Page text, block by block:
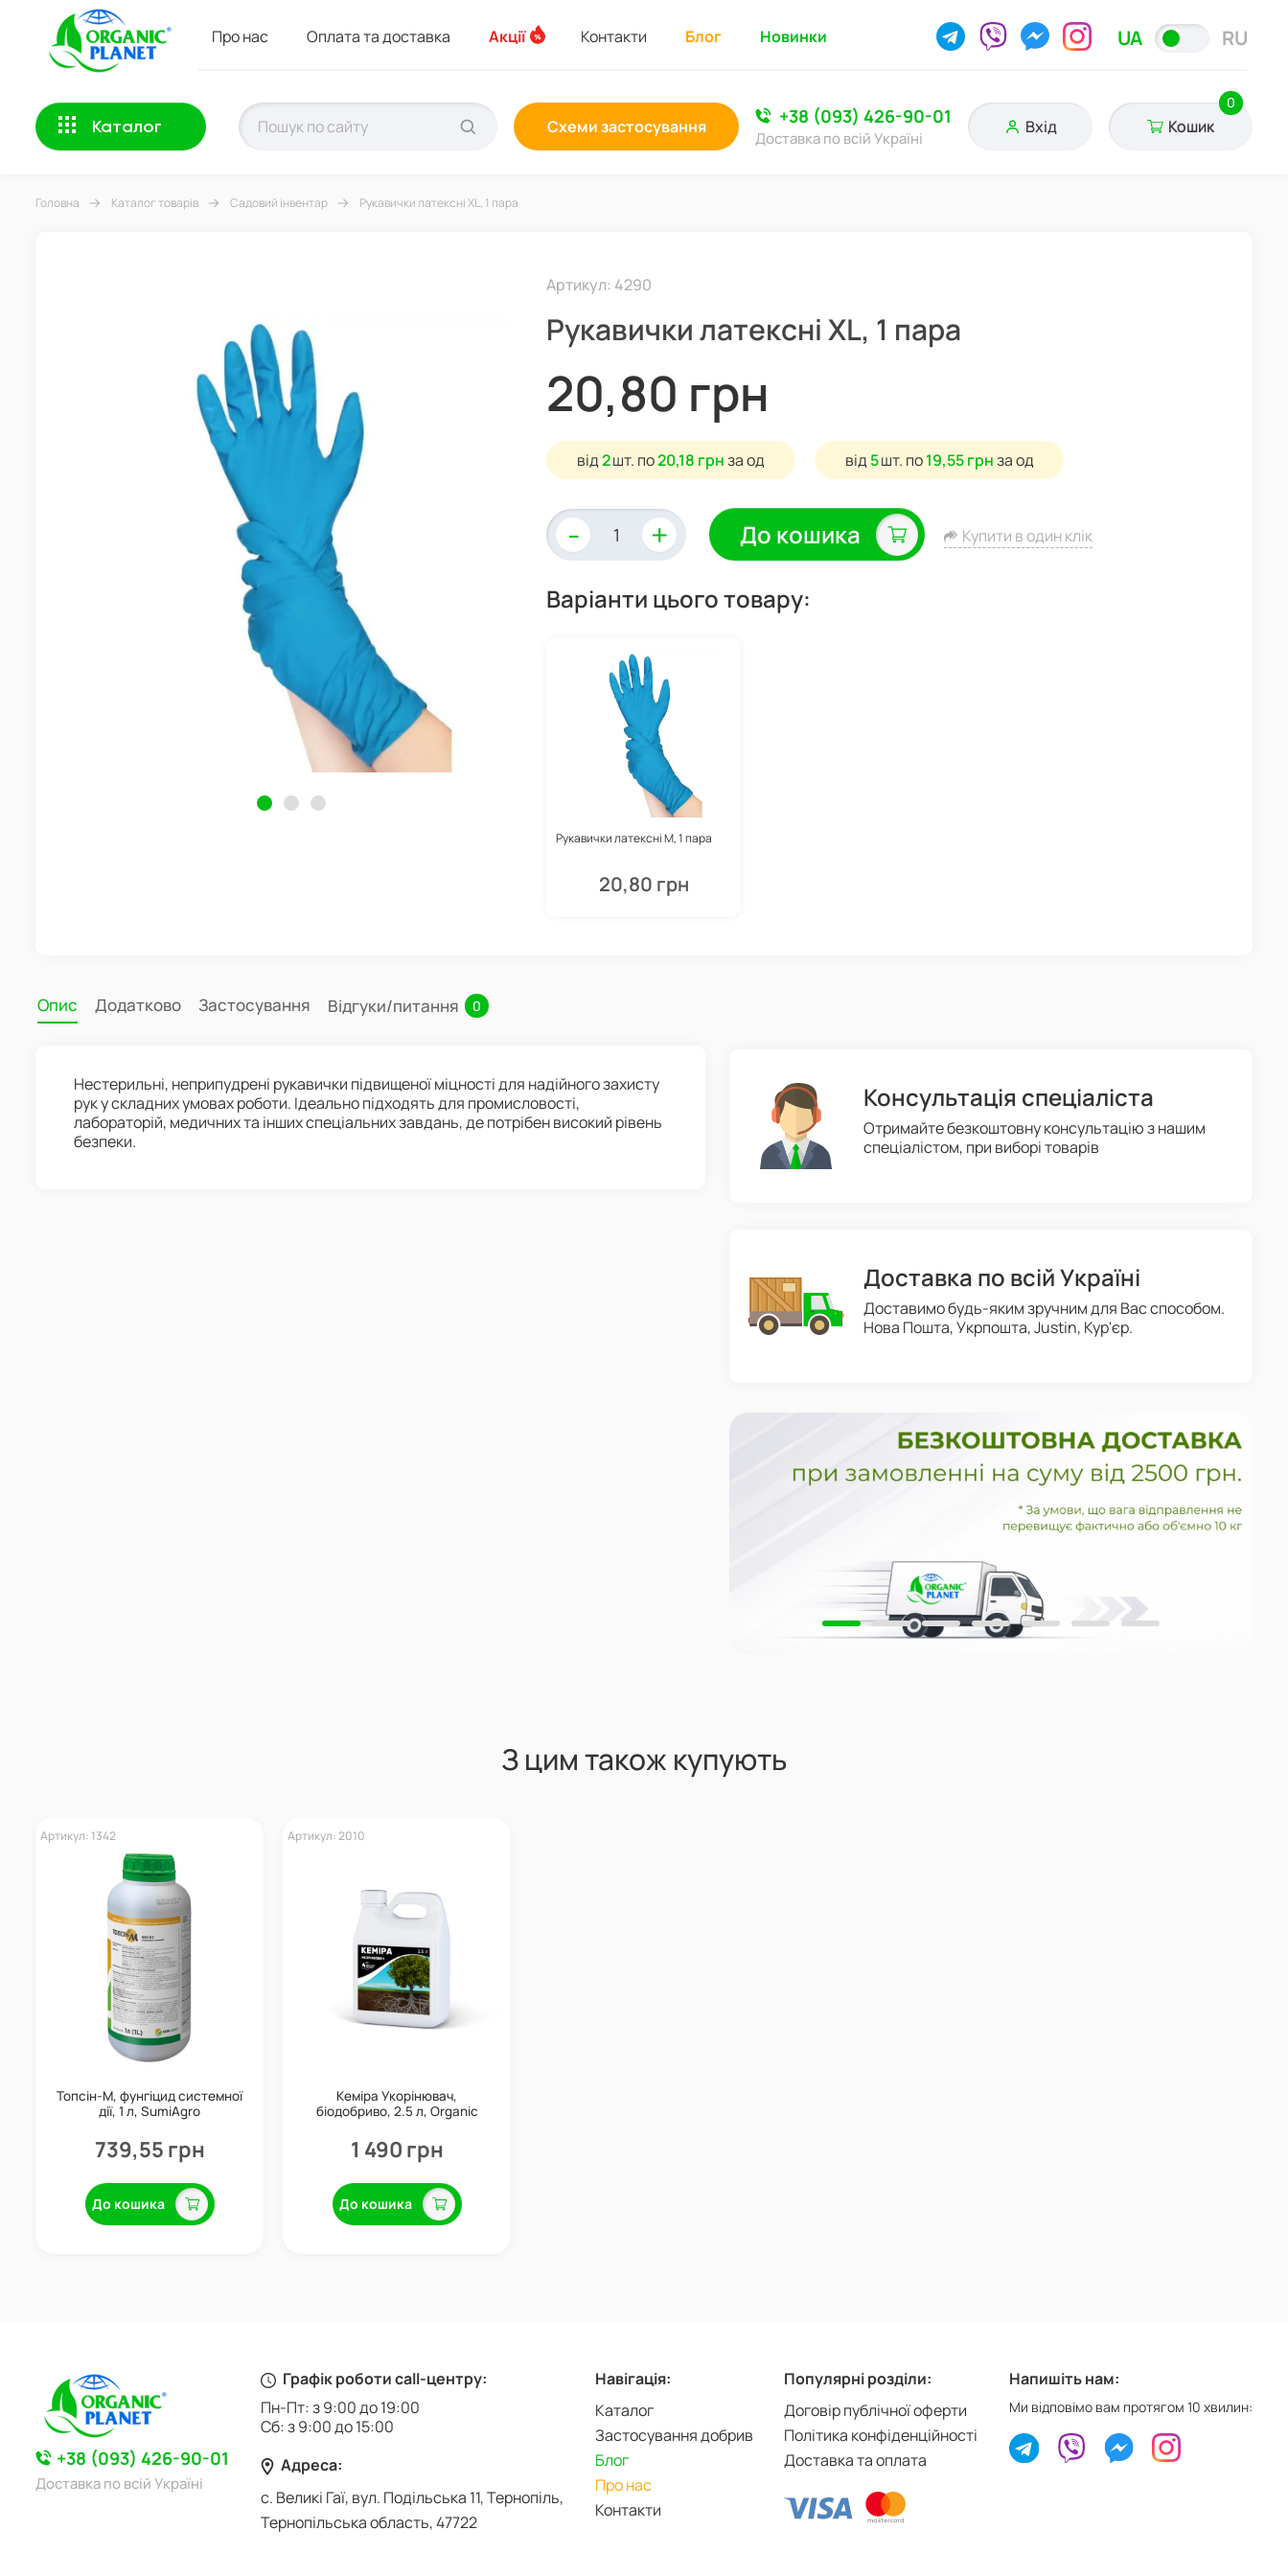
Про нас Оплата та доставка Акції Контакти Блог Новинки UA RU
Каталог Схеми застосування +38 (093) 426-90-01
Доставка по всій Україні
Вхід Кошик
0
Головна Каталог товарів Садовий інвентар Рукавички латексні XL, 1 пара
Артикул: 4290
Рукавички латексні XL, 1 пара
20,80 грн
від2шт. по20,18 грнза од від 5шт. по19,55 грнза од
- + До кошика Купити в один клік
Варіанти цього товару:
Рукавички латексні M, 1 пара
20,80 грн
Опис Додатково Застосування Відгуки/питання 0
Нестерильні, неприпудрені рукавички підвищеної міцності для надійного захисту
рук у складних умовах роботи. Ідеально підходять для промисловості,
лабораторій, медичних та інших спеціальних завдань, де потрібен високий рівень
безпеки.
Консультація спеціаліста
Отримайте безкоштовну консультацію з нашим
спеціалістом, при виборі товарів
Доставка по всій Україні
Доставимо будь-яким зручним для Вас способом.
Нова Пошта, Укрпошта, Justin, Кур'єр.
З цим також купують
Артикул: 1342
Топсін-М, фунгіцид системної
дії, 1 л, SumiAgro
739,55 грн
До кошика
Артикул: 2010
Кеміра Укорінювач,
біодобриво, 2.5 л, Organic
1 490 грн
До кошика
+38 (093) 426-90-01
Доставка по всій Україні
Графік роботи call-центру:
Пн-Пт: з 9:00 до 19:00
Сб: з 9:00 до 15:00
Адреса:
с. Великі Гаї, вул. Подільська 11, Тернопіль,
Тернопільська область, 47722
Навігація:
Каталог
Застосування добрив
Блог
Про нас
Контакти
Популярні розділи:
Договір публічної оферти
Політика конфіденційності
Доставка та оплата
Напишіть нам:
Ми відповімо вам протягом 10 хвилин: